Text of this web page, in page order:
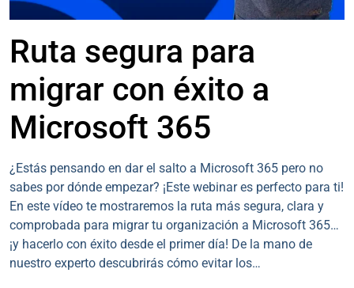
Ruta segura para
migrar con éxito a
Microsoft 365
¿Estás pensando en dar el salto a Microsoft 365 pero no
sabes por dónde empezar? ¡Este webinar es perfecto para ti!
En este vídeo te mostraremos la ruta más segura, clara y
comprobada para migrar tu organización a Microsoft 365…
¡y hacerlo con éxito desde el primer día! De la mano de
nuestro experto descubrirás cómo evitar los…